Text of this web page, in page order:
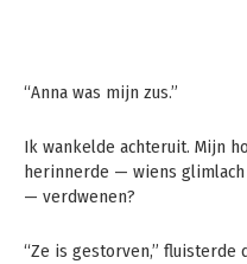
“Anna was mijn zus.”
Ik wankelde achteruit. Mijn
herinnerde — wiens
— verdwenen?
“Ze is gestorven,”